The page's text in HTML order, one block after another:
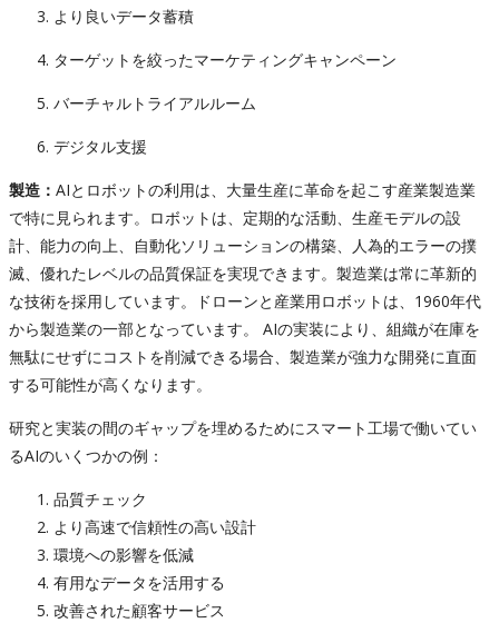
より良いデータ蓄積
ターゲットを絞ったマーケティングキャンペーン
バーチャルトライアルルーム
デジタル支援
製造： AIとロボットの利用は、大量生産に革命を起こす産業製造業
で特に見られます。ロボットは、定期的な活動、生産モデルの設
計、能力の向上、自動化ソリューションの構築、人為的エラーの撲
滅、優れたレベルの品質保証を実現できます。製造業は常に革新的
な技術を採用しています。ドローンと産業用ロボットは、1960年代
から製造業の一部となっています。 AIの実装により、組織が在庫を
無駄にせずにコストを削減できる場合、製造業が強力な開発に直面
する可能性が高くなります。
研究と実装の間のギャップを埋めるためにスマート工場で働いてい
るAIのいくつかの例：
品質チェック
より高速で信頼性の高い設計
環境への影響を低減
有用なデータを活用する
改善された顧客サービス